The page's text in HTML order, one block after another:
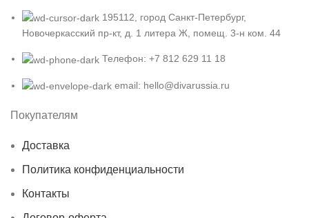
195112, город Санкт-Петербург,
Новочеркасский пр-кт, д. 1 литера Ж, помещ. 3-н ком. 44
Телефон: +7 812 629 11 18
email: hello@divarussia.ru
Покупателям
Доставка
Политика конфиденциальности
Контакты